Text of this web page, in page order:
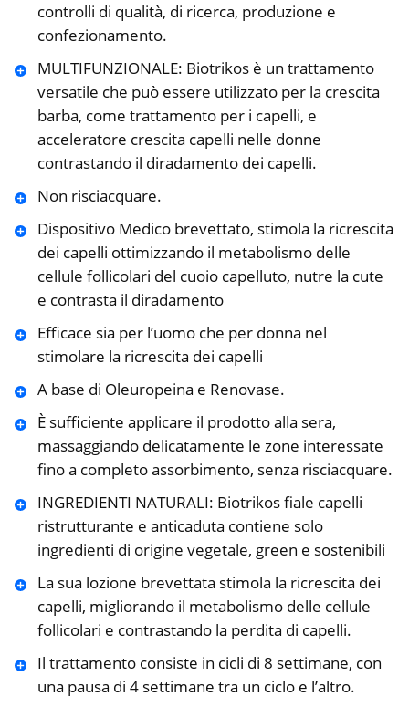
controlli di qualità, di ricerca, produzione e
confezionamento.
MULTIFUNZIONALE: Biotrikos è un trattamento
versatile che può essere utilizzato per la crescita
barba, come trattamento per i capelli, e
acceleratore crescita capelli nelle donne
contrastando il diradamento dei capelli.
Non risciacquare.
Dispositivo Medico brevettato, stimola la ricrescita
dei capelli ottimizzando il metabolismo delle
cellule follicolari del cuoio capelluto, nutre la cute
e contrasta il diradamento
Efficace sia per l’uomo che per donna nel
stimolare la ricrescita dei capelli
A base di Oleuropeina e Renovase.
È sufficiente applicare il prodotto alla sera,
massaggiando delicatamente le zone interessate
fino a completo assorbimento, senza risciacquare.
INGREDIENTI NATURALI: Biotrikos fiale capelli
ristrutturante e anticaduta contiene solo
ingredienti di origine vegetale, green e sostenibili
La sua lozione brevettata stimola la ricrescita dei
capelli, migliorando il metabolismo delle cellule
follicolari e contrastando la perdita di capelli.
Il trattamento consiste in cicli di 8 settimane, con
una pausa di 4 settimane tra un ciclo e l’altro.